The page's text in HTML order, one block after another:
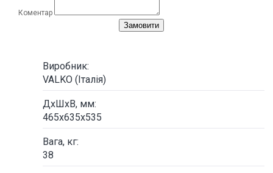
Коментар
Замовити
Виробник:
VALKO (Італія)
ДxШхВ, мм:
465х635х535
Вага, кг:
38